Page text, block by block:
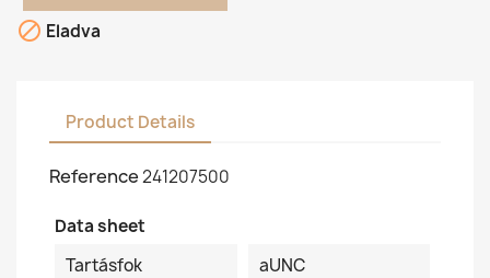
 Eladva
Product Details
Reference241207500
Data sheet
Tartásfok
aUNC